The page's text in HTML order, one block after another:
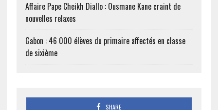
Affaire Pape Cheikh Diallo : Ousmane Kane craint de
nouvelles relaxes
Gabon : 46 000 élèves du primaire affectés en classe
de sixième
SHARE